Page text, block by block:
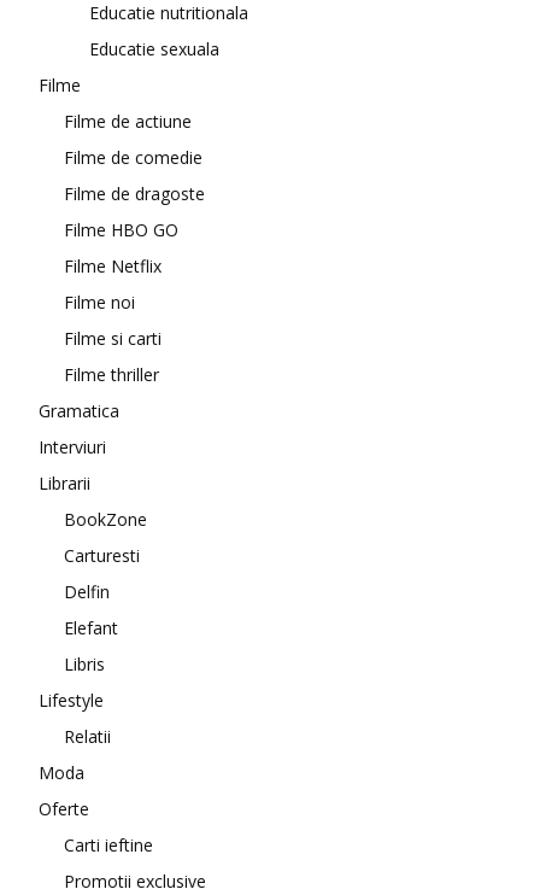
Educatie nutritionala
Educatie sexuala
Filme
Filme de actiune
Filme de comedie
Filme de dragoste
Filme HBO GO
Filme Netflix
Filme noi
Filme si carti
Filme thriller
Gramatica
Interviuri
Librarii
BookZone
Carturesti
Delfin
Elefant
Libris
Lifestyle
Relatii
Moda
Oferte
Carti ieftine
Promotii exclusive